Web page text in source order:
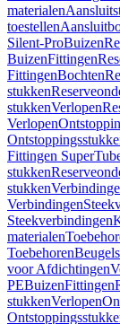
materialen
toestellen
Silent-ProBuizen
BuizenFittingen
FittingenBochten
stukken
stukkenVerlopen
Verlopen
Fittingen
stukken
stukken
Verbindingen
Steekverbindingen
materialen
ToebehorenBeugels
voor Afdichtingen
PEBuizenFittingen
stukkenVerlopen